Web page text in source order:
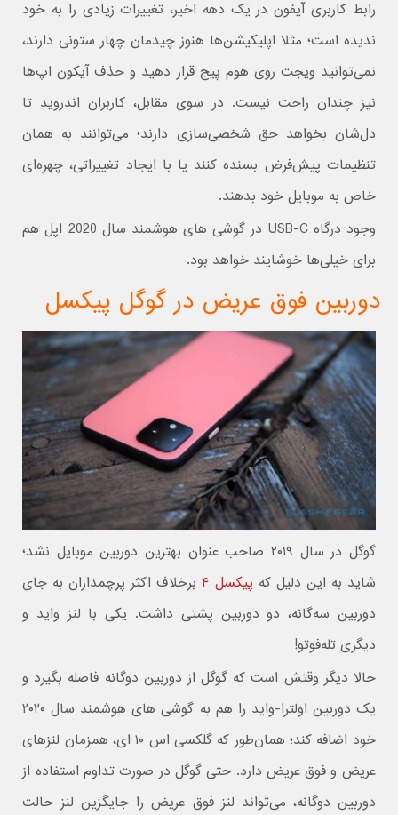
رابط کاربری آیفون در یک دهه اخیر، تغییرات زیادی را به خود
ندیده است؛ مثلا اپلیکیشن‌ها هنوز چیدمان چهار ستونی دارند،
نمی‌توانید ویجت‌ روی هوم پیج قرار دهید و حذف آیکون اپ‌ها
نیز چندان راحت نیست. در سوی مقابل، کاربران اندروید تا
دل‌شان بخواهد حق شخصی‌سازی دارند؛ می‌توانند به همان
تنظیمات پیش‌فرض بسنده کنند یا با ایجاد تغییراتی، چهره‌ای
خاص به موبایل خود بدهند.
وجود درگاه USB-C در گوشی های هوشمند سال 2020 اپل هم
برای خیلی‌ها خوشایند خواهد بود.
دوربین فوق عریض در گوگل پیکسل
گوگل در سال ۲۰۱۹ صاحب عنوان بهترین دوربین موبایل نشد؛
شاید به این دلیل که پیکسل ۴
برخلاف اکثر پرچمداران به جای
دوربین سه‌گانه، دو دوربین پشتی داشت. یکی با لنز واید و
دیگری تله‌فوتو!
حالا دیگر وقتش است که گوگل از دوربین دوگانه فاصله بگیرد و
یک دوربین اولترا-واید را هم به گوشی های هوشمند سال ۲۰۲۰
خود اضافه کند؛ همان‌طور که گلکسی اس ۱۰ ای، همزمان لنزهای
عریض و فوق عریض دارد. حتی گوگل در صورت تداوم استفاده از
دوربین دوگانه، می‌تواند لنز فوق عریض را جایگزین لنز حالت